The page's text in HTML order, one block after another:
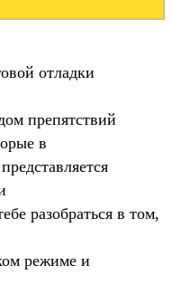
отладки
препятствий
в
разобраться в том,
режиме и